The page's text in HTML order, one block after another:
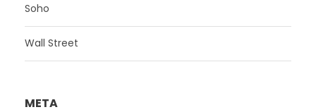
Soho
Wall Street
META